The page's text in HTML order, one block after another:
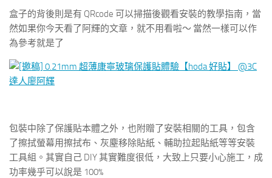
盒子的背後則是有 QRcode 可以掃描後觀看安裝的教學指南，當
然如果你今天看了阿輝的文章，就不用看啦～ 當然一樣可以作
為參考就是了
包裝中除了保護貼本體之外，也附贈了安裝相關的工具，包含
了擦拭螢幕用擦拭布、灰塵移除貼紙、輔助拉起貼紙等等安裝
工具組。其實自己 DIY 其實難度很低，大致上只要小心施工，成
功率幾乎可以說是 100%